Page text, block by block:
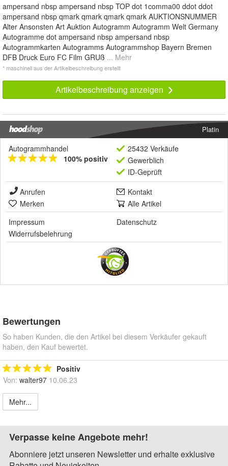
ampersand nbsp ampersand nbsp TOP dot 1comma00 ddot ddot
ampersand nbsp qmark qmark qmark qmark AUKTIONSNUMMER
Alter Ansonsten Art Auktion Autogramm Autogramm Welt Germany
Autogramme dot ampersand nbsp ampersand nbsp
Autogrammkarten Autogramms Autogrammshop Bayern Bremen
DFB Druck Euro FC Film GRUß ... Mehr
* maschinell aus der Artikelbeschreibung erstellt
Artikelbeschreibung anzeigen
Platin
Autogrammhandel
100% positiv
25432 Verkäufe
Gewerblich
ID-Geprüft
Anrufen
Kontakt
Merken
Alle Artikel
Impressum
Datenschutz
Widerrufsbelehrung
Bewertungen
So haben Kunden, die den Artikel bei diesem Verkäufer gekauft
haben, den Kauf bewertet.
Positiv
Von: walter97 10.06.23
Mehr...
Verpasse keine Angebote mehr!
Abonniere jetzt unseren Newsletter und erhalte exklusive